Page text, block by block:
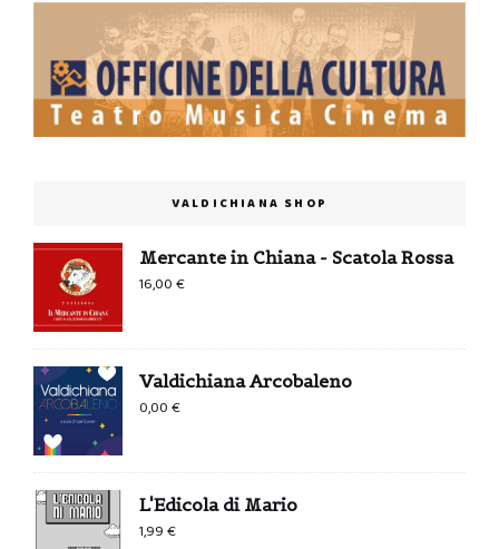
VALDICHIANA SHOP
Mercante in Chiana - Scatola Rossa
16,00€
Valdichiana Arcobaleno
0,00€
L'Edicola di Mario
1,99€